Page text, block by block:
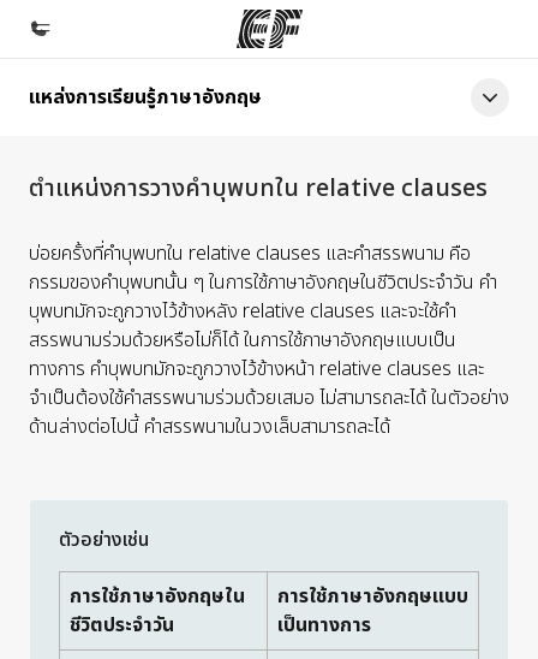
หน้าหลัก
โปรแกรม
ดูโปรแกรมทั้งหมด
สำนักงาน
ค้นหาสำนักงานที่ใกล้กับคุณ
เกี่ยวกับเรา
ประวัติองค์กร
แหล่งการเรียนรู้ภาษาอังกฤษ
ตำแหน่งการวางคำบุพบทใน relative clauses
บ่อยครั้งที่คำบุพบทใน relative clauses และคำสรรพนาม คือ
กรรมของคำบุพบทนั้น ๆ ในการใช้ภาษาอังกฤษในชีวิตประจำวัน คำ
บุพบทมักจะถูกวางไว้ข้างหลัง relative clauses และจะใช้คำ
สรรพนามร่วมด้วยหรือไม่ก็ได้ ในการใช้ภาษาอังกฤษแบบเป็น
ทางการ คำบุพบทมักจะถูกวางไว้ข้างหน้า relative clauses และ
จำเป็นต้องใช้คำสรรพนามร่วมด้วยเสมอ ไม่สามารถละได้ ในตัวอย่าง
ด้านล่างต่อไปนี้ คำสรรพนามในวงเล็บสามารถละได้
ตัวอย่างเช่น
การใช้ภาษาอังกฤษใน
ชีวิตประจำวัน
การใช้ภาษาอังกฤษแบบ
เป็นทางการ